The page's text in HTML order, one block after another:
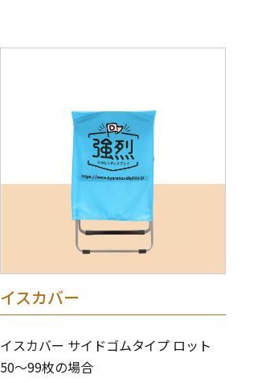
イスカバー
イスカバー サイドゴムタイプ ロット
50～99枚の場合